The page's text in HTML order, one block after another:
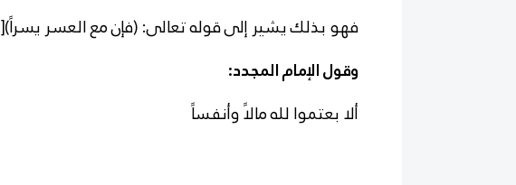
فهو بذلك يشير إلى قوله تعالى: (فإن مع العسر يسراً)[1]
وقول الإمام المجدد:
ألا بعتموا لله مالاً وأنفساً